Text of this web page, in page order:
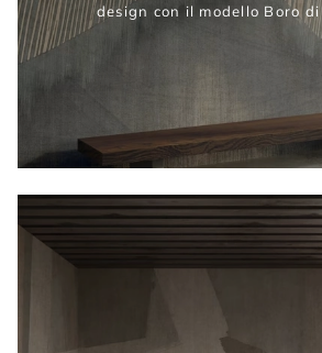
design con il modello Boro di